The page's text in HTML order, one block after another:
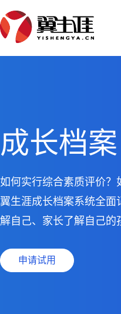
成长档案
如何实行综合素质评价？
翼生涯成长档案系统全面
解自己、家长了解自己的
申请试用